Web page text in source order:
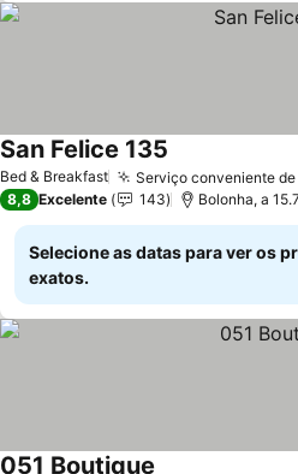
Bed & Breakfast Serviço conveniente
San Felice 135
8,8 Excelente 143 Bolonha, a
Selecione as datas para ver os
exatos.
051 Boutique